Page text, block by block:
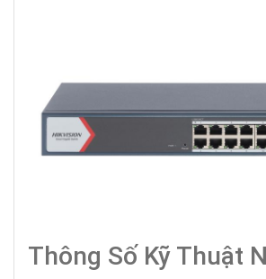
Thông Số Kỹ Thuật